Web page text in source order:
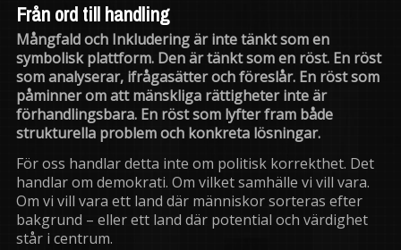
Från ord till handling
Mångfald och Inkludering är inte tänkt som en
symbolisk plattform. Den är tänkt som en röst. En röst
som analyserar, ifrågasätter och föreslår. En röst som
påminner om att mänskliga rättigheter inte är
förhandlingsbara. En röst som lyfter fram både
strukturella problem och konkreta lösningar.
För oss handlar detta inte om politisk korrekthet. Det
handlar om demokrati. Om vilket samhälle vi vill vara.
Om vi vill vara ett land där människor sorteras efter
bakgrund – eller ett land där potential och värdighet
står i centrum.